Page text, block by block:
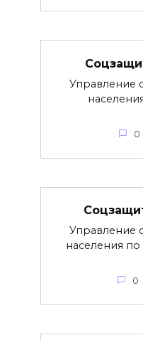
Управление
0
Управление
населения
0